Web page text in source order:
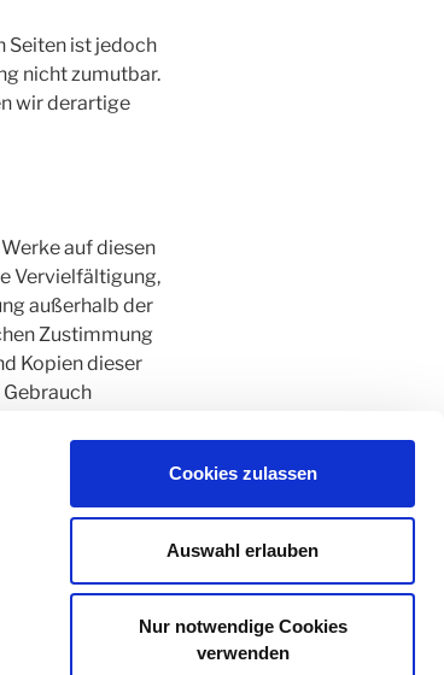
Cookies zulassen
Auswahl erlauben
Nur notwendige Cookies
verwenden
Seiten ist jedoch
nicht zumutbar.
wir derartige
auf diesen
Vervielfältigung,
außerhalb der
Zustimmung
Kopien dieser
erstellt wurden,
trotzdem auf eine
wir um einen